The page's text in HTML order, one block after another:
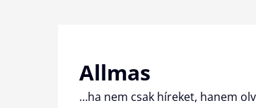
Allmas
…ha nem csak híreket, hanem